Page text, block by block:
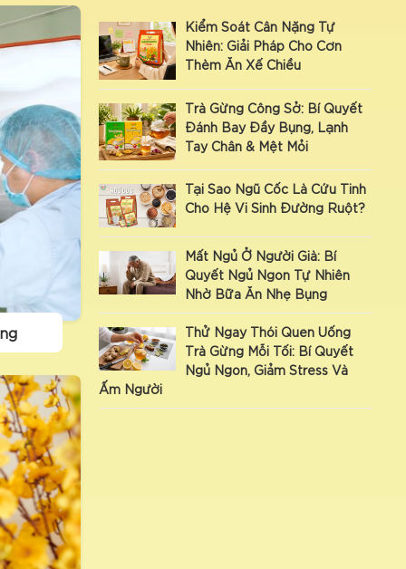
Kiểm Soát Cân Nặng Tự
Nhiên: Giải Pháp Cho Cơn
Thèm Ăn Xế Chiều
Trà Gừng Công Sở: Bí Quyết
Đánh Bay Đầy Bụng, Lạnh
Tay Chân & Mệt Mỏi
Tại Sao Ngũ Cốc Là Cứu Tinh
Cho Hệ Vi Sinh Đường Ruột?
Mất Ngủ Ở Người Già: Bí
Quyết Ngủ Ngon Tự Nhiên
Nhờ Bữa Ăn Nhẹ Bụng
Thử Ngay Thói Quen Uống
Trà Gừng Mỗi Tối: Bí Quyết
Ngủ Ngon, Giảm Stress Và
Ấm Người